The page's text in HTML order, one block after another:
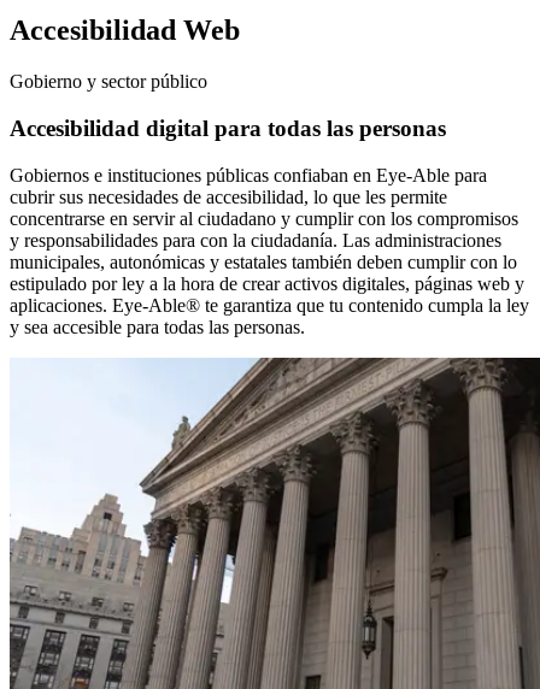
Accesibilidad Web
Gobierno y sector público
Accesibilidad digital para todas las personas
Gobiernos e instituciones públicas confiaban en Eye-Able para
cubrir sus necesidades de accesibilidad, lo que les permite
concentrarse en servir al ciudadano y cumplir con los compromisos
y responsabilidades para con la ciudadanía. Las administraciones
municipales, autonómicas y estatales también deben cumplir con lo
estipulado por ley a la hora de crear activos digitales, páginas web y
aplicaciones. Eye-Able® te garantiza que tu contenido cumpla la ley
y sea accesible para todas las personas.